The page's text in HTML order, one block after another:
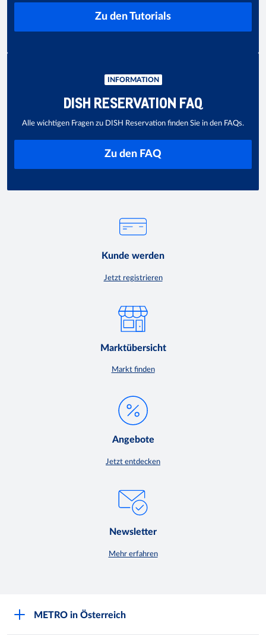
Zu den Tutorials
INFORMATION
DISH RESERVATION FAQ
Alle wichtigen Fragen zu DISH Reservation finden Sie in den FAQs.
Zu den FAQ
Kunde werden
Jetzt registrieren
Marktübersicht
Markt finden
Angebote
Jetzt entdecken
Newsletter
Mehr erfahren
METRO in Österreich